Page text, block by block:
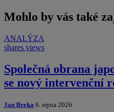
Mohlo by vás také
ANALÝZA
shares views
Společná obrana
se nový intervenční
Jan Berka 6. srpna 2026